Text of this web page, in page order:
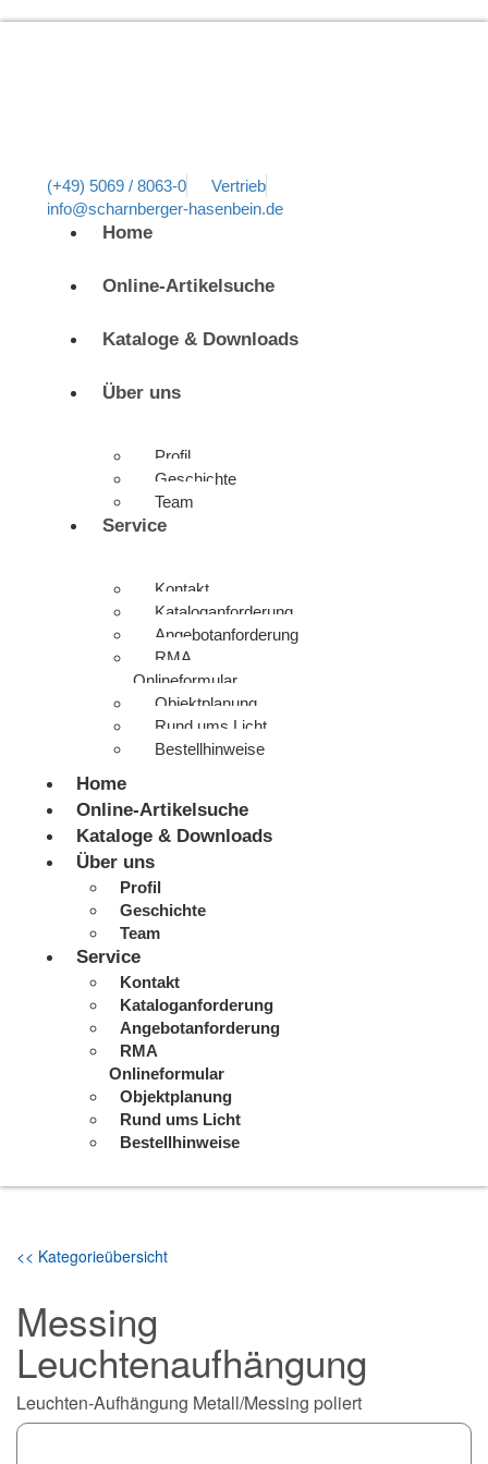
(+49) 5069 / 8063-0
Vertrieb
info@scharnberger-hasenbein.de
Home
Online-Artikelsuche
Kataloge & Downloads
Über uns
Profil
Geschichte
Team
Service
Kontakt
Kataloganforderung
Angebotanforderung
RMA
Onlineformular
Objektplanung
Rund ums Licht
Bestellhinweise
Home
Online-Artikelsuche
Kataloge & Downloads
Über uns
Profil
Geschichte
Team
Service
Kontakt
Kataloganforderung
Angebotanforderung
RMA
Onlineformular
Objektplanung
Rund ums Licht
Bestellhinweise
<< Kategorieübersicht
Messing
Leuchtenaufhängung
Leuchten-Aufhängung Metall/Messing poliert